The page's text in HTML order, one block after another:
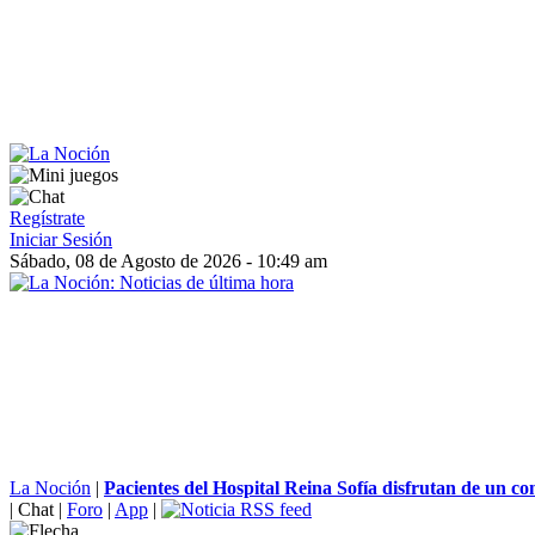
Regístrate
Iniciar Sesión
Sábado, 08 de Agosto de 2026 - 10:49 am
La Noción | Pacientes del Hospital Reina Sofía disfrutan de un
| Chat | Foro | App |